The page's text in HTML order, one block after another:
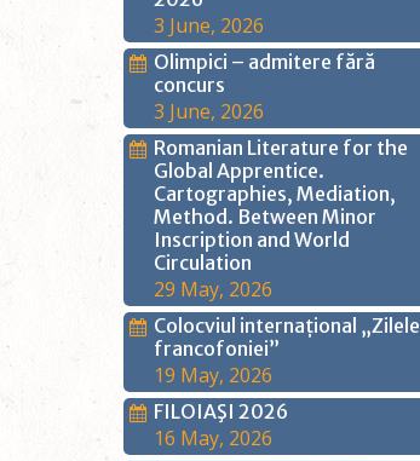
3 June, 2026
Olimpici – admitere fără
concurs
3 June, 2026
Romanian Literature for the
Global Apprentice.
Cartographies, Mediation,
Method. Between Minor
Inscription and World
Circulation
29 May, 2026
Colocviul internațional „Zilele
francofoniei”
19 May, 2026
FILOIAŞI 2026
16 May, 2026